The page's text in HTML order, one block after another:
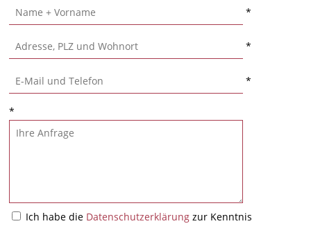
*
*
*
*
Ich habe die Datenschutzerklärung zur Kenntnis